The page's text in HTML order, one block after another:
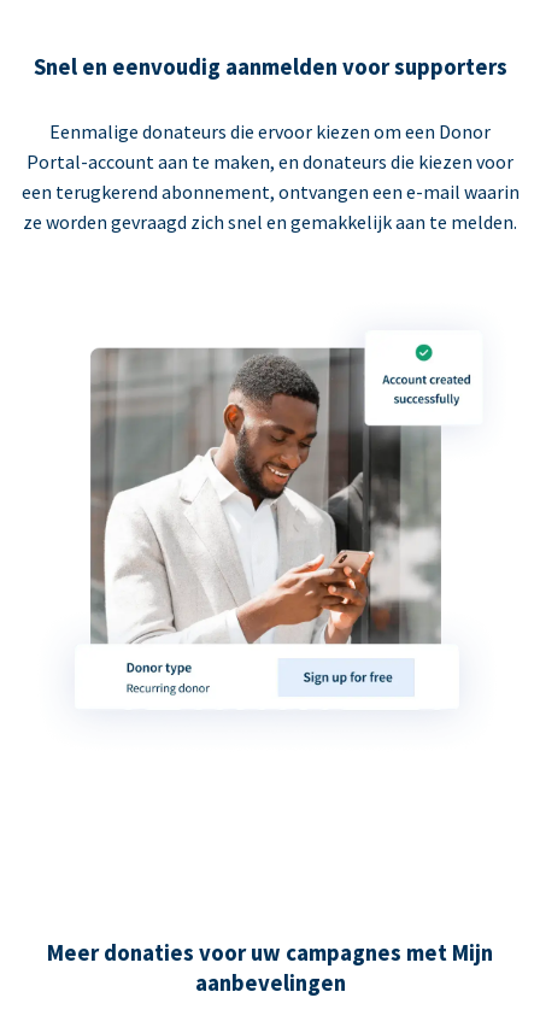
Snel en eenvoudig aanmelden voor supporters
Eenmalige donateurs die ervoor kiezen om een Donor
Portal-account aan te maken, en donateurs die kiezen voor
een terugkerend abonnement, ontvangen een e-mail waarin
ze worden gevraagd zich snel en gemakkelijk aan te melden.
Meer donaties voor uw campagnes met Mijn
aanbevelingen